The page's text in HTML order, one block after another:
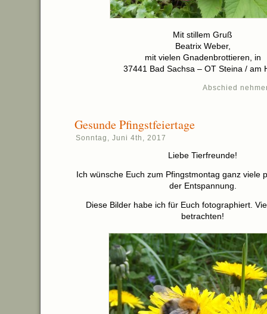
Mit stillem Gruß
Beatrix Weber,
mit vielen Gnadenbrottieren, in
37441 Bad Sachsa – OT Steina / am
Abschied
Gesunde Pfingstfeiertage
Sonntag, Juni 4th, 2017
Liebe Tierfreunde!
Ich wünsche Euch zum Pfingstmontag ganz viele
der Entspannung.
Diese Bilder habe ich für Euch fotographiert.
betrachten!